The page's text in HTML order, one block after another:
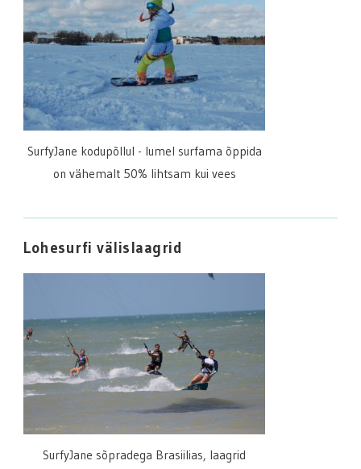
SurfyJane kodupõllul - lumel surfama õppida
on vähemalt 50% lihtsam kui vees
Lohesurfi välislaagrid
SurfyJane sõpradega Brasiilias, laagrid